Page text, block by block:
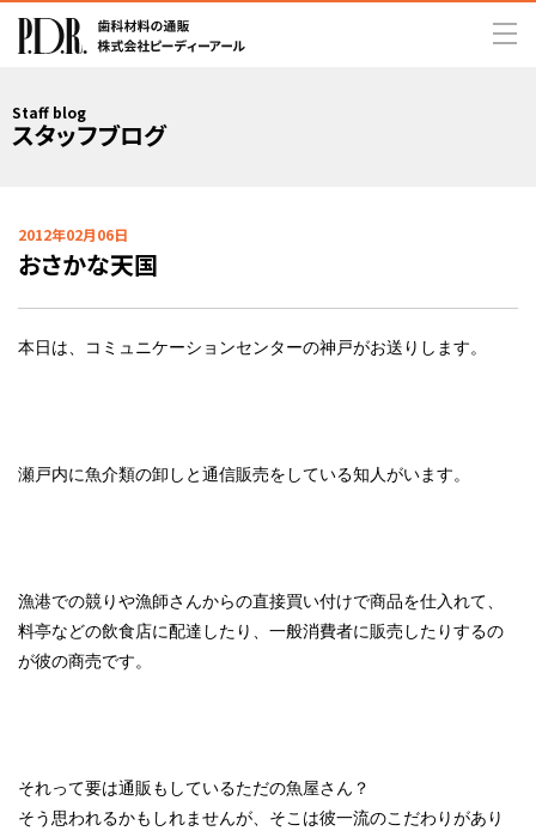
Staff blog
スタッフブログ
2012年02月06日
おさかな天国
本日は、コミュニケーションセンターの神戸がお送りします。
瀬戸内に魚介類の卸しと通信販売をしている知人がいます。
漁港での競りや漁師さんからの直接買い付けで商品を仕入れて、
料亭などの飲食店に配達したり、一般消費者に販売したりするの
が彼の商売です。
それって要は通販もしているただの魚屋さん？
そう思われるかもしれませんが、そこは彼一流のこだわりがあり